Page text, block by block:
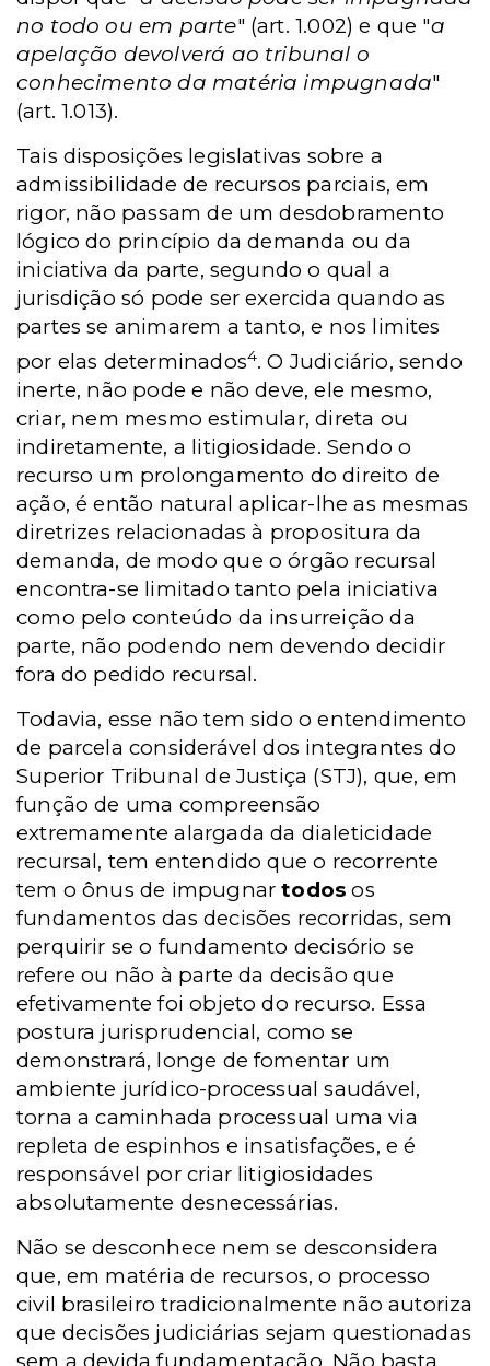
no todo ou em parte" (art. 1.002) e que "a
apelação devolverá ao tribunal o
conhecimento da matéria impugnada"
(art. 1.013).
Tais disposições legislativas sobre a
admissibilidade de recursos parciais, em
rigor, não passam de um desdobramento
lógico do princípio da demanda ou da
iniciativa da parte, segundo o qual a
jurisdição só pode ser exercida quando as
partes se animarem a tanto, e nos limites
por elas determinados4. O Judiciário, sendo
inerte, não pode e não deve, ele mesmo,
criar, ­nem mesmo estimular, direta ou
indiretamente, a litigiosidade. Sendo o
recurso um prolongamento do direito de
ação, é então natural aplicar-lhe as mesmas
diretrizes relacionadas à propositura da
demanda, de modo que o órgão recursal
encontra-se limitado tanto pela iniciativa
como pelo conteúdo da insurreição da
parte, não podendo nem devendo decidir
fora do pedido recursal.
Todavia, esse não tem sido o entendimento
de parcela considerável dos integrantes do
Superior Tribunal de Justiça (STJ), que, em
função de uma compreensão
extremamente alargada da dialeticidade
recursal, tem entendido que o recorrente
tem o ônus de impugnartodos os
fundamentos das decisões recorridas, sem
perquirir se o fundamento decisório se
refere ou não à parte da decisão que
efetivamente foi objeto do recurso. Essa
postura jurisprudencial, como se
demonstrará, longe de fomentar um
ambiente jurídico-processual saudável,
torna a caminhada processual uma via
repleta de espinhos e insatisfações, e é
responsável por criar litigiosidades
absolutamente desnecessárias.
Não se desconhece nem se desconsidera
que, em matéria de recursos, o processo
civil brasileiro tradicionalmente não autoriza
que decisões judiciárias sejam questionadas
sem a devida fundamentação. Não basta